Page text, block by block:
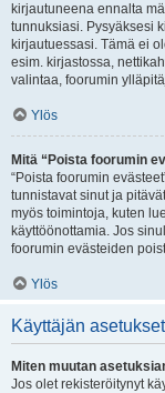
kirjautuneena ennalta
tunnuksiasi. Pysyäksesi
kirjautuessasi. Tämä ei
esim. kirjastossa,
valintaa, foorumin
Ylös
Mitä “Poista foorumin
“Poista foorumin
tunnistavat sinut ja
myös toimintoja, kuten
käyttöönottamia. Jos
foorumin evästeiden
Ylös
Käyttäjän asetukset
Miten muutan
Jos olet rekisteröitynyt